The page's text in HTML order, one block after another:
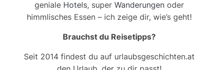
geniale Hotels, super Wanderungenoder
himmlisches Essen – ich zeige dir, wie’s geht!
Brauchst du Reisetipps?
Seit 2014 findest du auf urlaubsgeschichten.at